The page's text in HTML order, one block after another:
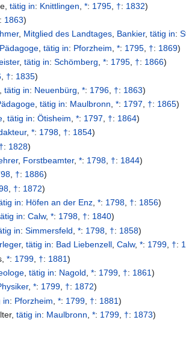
,tätig in: Knittlingen ,*: 1795 †: 1832)
: 1863)
, Mitglied des Landtages, Bankier,tätig in:
Pädagoge ,tätig in: Pforzheim ,*: 1795 †: 1869)
,tätig in:Schömberg ,*: 1795 †: 1866)
†: 1835)
,tätig in: Neuenbürg ,*: 1796 †: 1863)
,tätig in: Maulbronn,*: 1797, †: 1865)
,tätig in:Ötisheim ,*: 1797 †: 1864)
,*: 1798 †: 1854)
†: 1828)
, Forstbeamter,*: 1798 †: 1844)
, †: 1886)
†: 1872)
in: Höfen an der Enz ,*: 1798 †: 1856)
in:Calw,*: 1798, †: 1840)
in:Simmersfeld ,*: 1798 †: 1858)
,tätig in: Bad Liebenzell,Calw,*: 1799, †:
,*: 1799 †: 1881)
,tätig in: Nagold ,*: 1799 †: 1861)
,*: 1799, †: 1872)
in: Pforzheim ,*: 1799 †: 1881)
,tätig in: Maulbronn ,*: 1799 †: 1873)